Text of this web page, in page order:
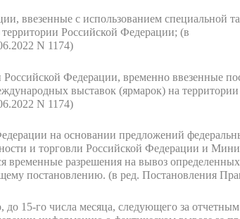
ввезенные с использованием специальной
Российской Федерации; (в
N 1174)
Федерации, временно ввезенные
выставок (ярмарок) на
N 1174)
на основании предложений
и торговли Российской Федерации и
временные разрешения на вывоз
постановлению. (в ред. Постановления
15-го числа месяца, следующего за